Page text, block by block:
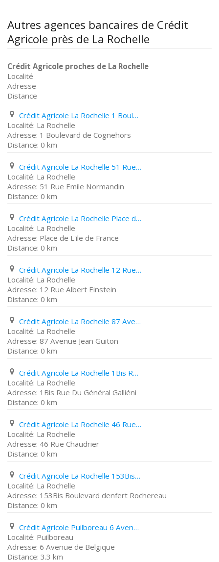
Autres agences bancaires de Crédit
Agricole près de La Rochelle
Crédit Agricole proches de La Rochelle
Localité
Adresse
Distance
Crédit Agricole La Rochelle 1 Boulevard de Cognehors
La Rochelle
1 Boulevard de Cognehors
0 km
Crédit Agricole La Rochelle 51 Rue Emile Normandin
La Rochelle
51 Rue Emile Normandin
0 km
Crédit Agricole La Rochelle Place de L'ile de France
La Rochelle
Place de L'ile de France
0 km
Crédit Agricole La Rochelle 12 Rue Albert Einstein
La Rochelle
12 Rue Albert Einstein
0 km
Crédit Agricole La Rochelle 87 Avenue Jean Guiton
La Rochelle
87 Avenue Jean Guiton
0 km
Crédit Agricole La Rochelle 1Bis Rue Du Général Galliéni
La Rochelle
1Bis Rue Du Général Galliéni
0 km
Crédit Agricole La Rochelle 46 Rue Chaudrier
La Rochelle
46 Rue Chaudrier
0 km
Crédit Agricole La Rochelle 153Bis Boulevard denfert Rochereau
La Rochelle
153Bis Boulevard denfert Rochereau
0 km
Crédit Agricole Puilboreau 6 Avenue de Belgique
Puilboreau
6 Avenue de Belgique
3.3 km